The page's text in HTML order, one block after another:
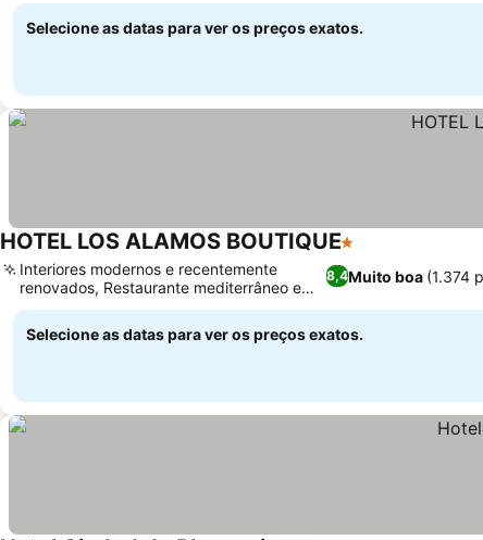
Selecione as datas para ver os preços exatos.
HOTEL LOS ALAMOS BOUTIQUE1 Estrelas
8,4Muito boa (1.374
Interiores modernos e recentemente
renovados, Restaurante mediterrâneo e
espanhol no local
Selecione as datas para ver os preços exatos.